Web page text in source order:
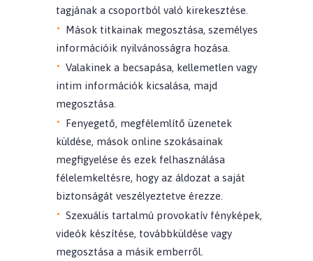
tagjának a csoportból való kirekesztése.
Mások titkainak megosztása, személyes
információik nyilvánosságra hozása.
Valakinek a becsapása, kellemetlen vagy
intim információk kicsalása, majd
megosztása.
Fenyegető, megfélemlítő üzenetek
küldése, mások online szokásainak
megfigyelése és ezek felhasználása
félelemkeltésre, hogy az áldozat a saját
biztonságát veszélyeztetve érezze.
Szexuális tartalmú provokatív fényképek,
videók készítése, továbbküldése vagy
megosztása a másik emberről.